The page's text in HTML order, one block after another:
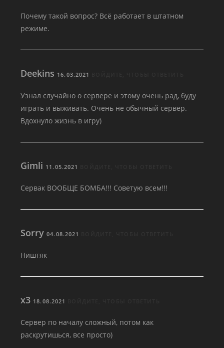
Почему такой вопрос? Всё работает в штатном
режиме.
Deekins 16.03.2021
Узнал случайно о сервере и этому очень рад, буду
играть и выживать. Очень не обычный сервер.
Вдохнуло жизнь в игру)
Gimli 11.05.2021
Сервак ВООБЩЕ БОМБА!!! Советую всем!!!
Sorry04.08.2021
Ништяк
x3 18.08.2021
Сервер по началу сложный, потом как
раскрутишься, все просто)